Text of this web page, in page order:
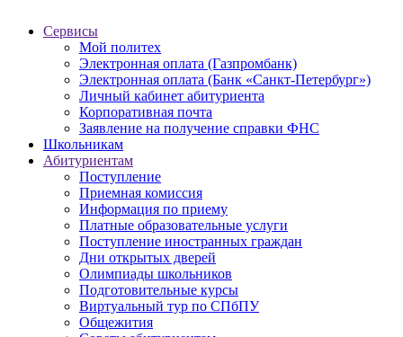
Сервисы
Мой политех
Электронная оплата (Газпромбанк)
Электронная оплата (Банк «Санкт-Петербург»)
Личный кабинет абитуриента
Корпоративная почта
Заявление на получение справки ФНС
Школьникам
Абитуриентам
Поступление
Приемная комиссия
Информация по приему
Платные образовательные услуги
Поступление иностранных граждан
Дни открытых дверей
Олимпиады школьников
Подготовительные курсы
Виртуальный тур по СПбПУ
Общежития